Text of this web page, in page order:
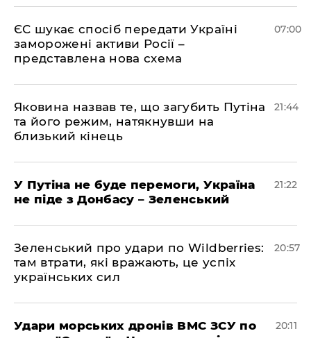
ЄС шукає спосіб передати Україні
заморожені активи Росії –
представлена ​​нова схема
07:00
Яковина назвав те, що загубить Путіна
та його режим, натякнувши на
близький кінець
21:44
У Путіна не буде перемоги, Україна
не піде з Донбасу – Зеленський
21:22
Зеленський про удари по Wildberries:
там втрати, які вражають, це успіх
українських сил
20:57
Удари морських дронів ВМС ЗСУ по
20:11